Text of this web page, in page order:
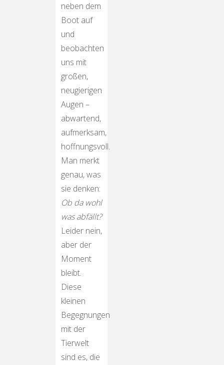
neben dem
Boot auf
und
beobachten
uns mit
großen,
neugierigen
Augen –
abwartend,
aufmerksam,
hoffnungsvoll.
Man merkt
genau, was
sie denken:
Ob da wohl
was abfällt?
Leider nein,
aber der
Moment
bleibt.
Diese
kleinen
Begegnungen
mit der
Tierwelt
sind es, die